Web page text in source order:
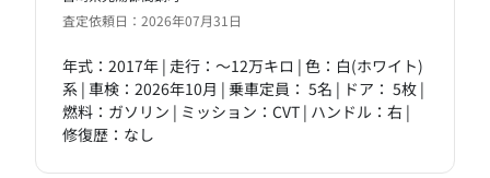
査定依頼日：2026年07月31日
年式：2017年 | 走行：～12万キロ | 色：白(ホワイト)
系 | 車検：2026年10月 | 乗車定員： 5名 | ドア： 5枚 |
燃料：ガソリン | ミッション：CVT | ハンドル：右 |
修復歴：なし